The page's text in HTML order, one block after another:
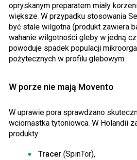
opryskanym preparatem miały
większe. W przypadku stosowania
być stale wilgotna (produkt zawiera
wahanie wilgotności gleby w jedną
powoduje spadek populacji
pożytecznych w profilu glebowym.
W porze nie mają Movento
W uprawie pora sprawdzano
wciornastka tytoniowca. W Holandii
produkty:
Tracer (SpinTor),